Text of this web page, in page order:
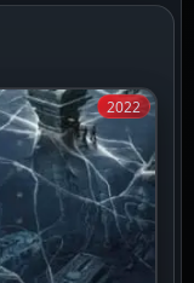
2022